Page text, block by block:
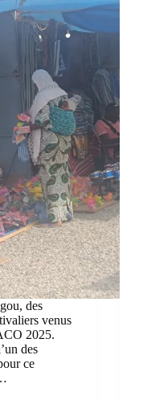
des
venus
2025.
des
ce